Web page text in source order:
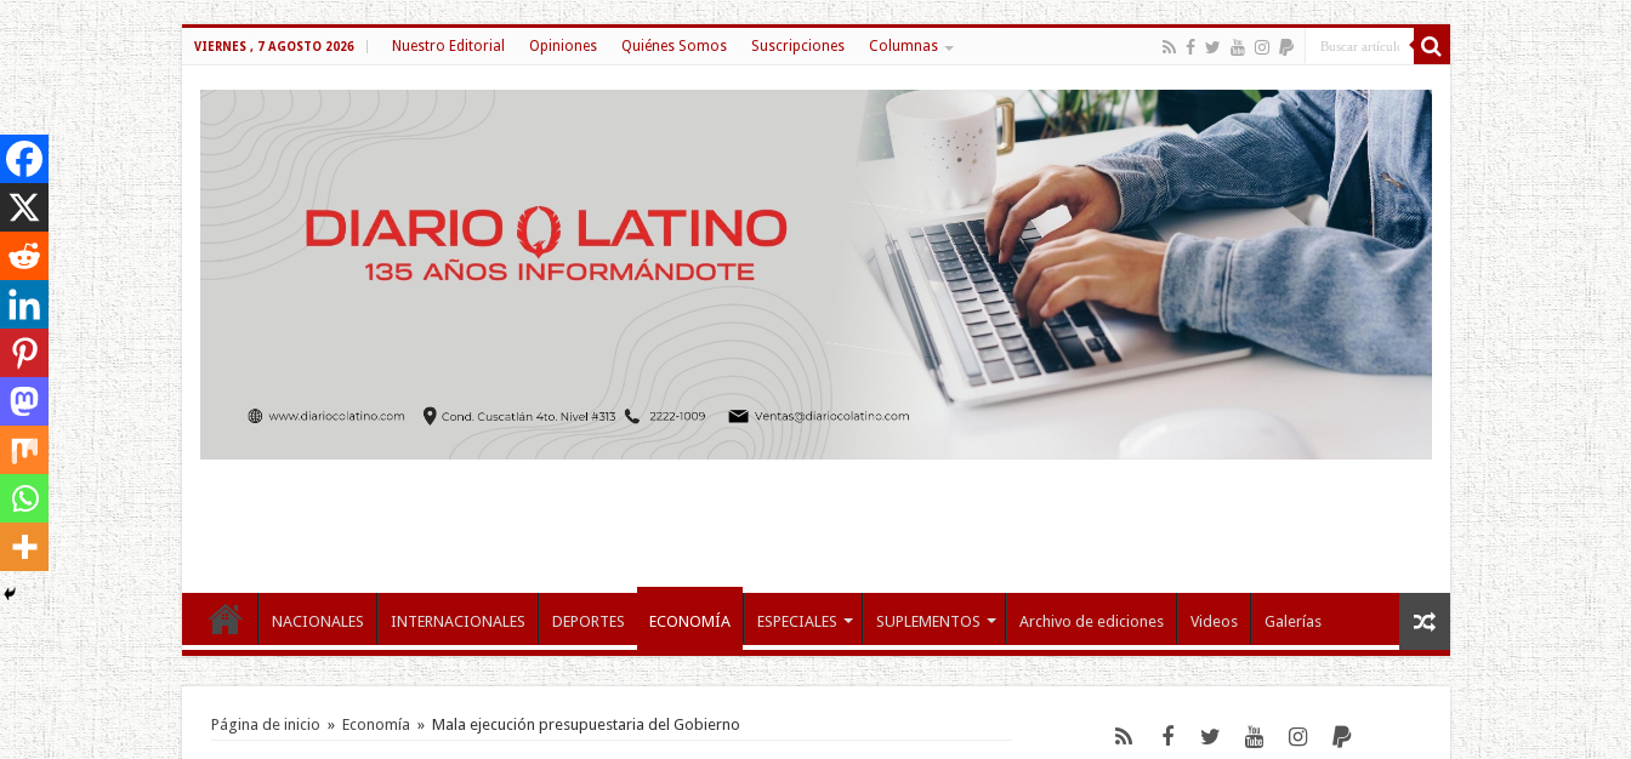
VIERNES , 7 AGOSTO 2026 Nuestro Editorial Opiniones Quiénes Somos Suscripciones Columnas
NACIONALES INTERNACIONALES DEPORTES ECONOMÍA ESPECIALES SUPLEMENTOS Archivo de ediciones Videos Galerías
Página de inicio » Economía » Mala ejecución presupuestaria del Gobierno